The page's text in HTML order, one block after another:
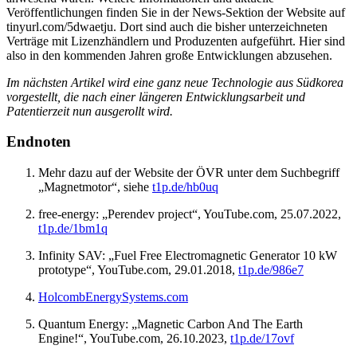
Veröffentlichungen finden Sie in der News-Sektion der Website auf
tinyurl.com/5dwaetju. Dort sind auch die bisher unterzeichneten
Verträge mit Lizenzhändlern und Produzenten aufgeführt. Hier sind
also in den kommenden Jahren große Entwicklungen abzusehen.
Im nächsten Artikel wird eine ganz neue Technologie aus Südkorea
vorgestellt, die nach einer längeren Entwicklungsarbeit und
Patentierzeit nun ausgerollt wird.
Endnoten
Mehr dazu auf der Website der ÖVR unter dem Suchbegriff
„Magnetmotor“, siehe t1p.de/hb0uq
free-energy: „Perendev project“, YouTube.com, 25.07.2022,
t1p.de/1bm1q
Infinity SAV: „Fuel Free Electromagnetic Generator 10 kW
prototype“, YouTube.com, 29.01.2018, t1p.de/986e7
HolcombEnergySystems.com
Quantum Energy: „Magnetic Carbon And The Earth
Engine!“, YouTube.com, 26.10.2023, t1p.de/17ovf